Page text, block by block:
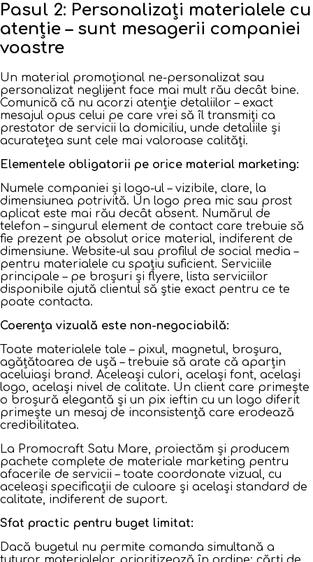
Pasul 2: Personalizați materialele cu
atenție – sunt mesagerii companiei
voastre
Un material promoțional ne-personalizat sau
personalizat neglijent face mai mult rău decât bine.
Comunică că nu acorzi atenție detaliilor – exact
mesajul opus celui pe care vrei să îl transmiți ca
prestator de servicii la domiciliu, unde detaliile și
acuratețea sunt cele mai valoroase calități.
Elementele obligatorii pe orice material marketing:
Numele companiei și logo-ul – vizibile, clare, la
dimensiunea potrivită. Un logo prea mic sau prost
aplicat este mai rău decât absent. Numărul de
telefon – singurul element de contact care trebuie să
fie prezent pe absolut orice material, indiferent de
dimensiune. Website-ul sau profilul de social media –
pentru materialele cu spațiu suficient. Serviciile
principale – pe broșuri și flyere, lista serviciilor
disponibile ajută clientul să știe exact pentru ce te
poate contacta.
Coerența vizuală este non-negociabilă:
Toate materialele tale – pixul, magnetul, broșura,
agățătoarea de ușă – trebuie să arate că aparțin
aceluiași brand. Aceleași culori, același font, același
logo, același nivel de calitate. Un client care primește
o broșură elegantă și un pix ieftin cu un logo diferit
primește un mesaj de inconsistență care erodează
credibilitatea.
La Promocraft Satu Mare, proiectăm și producem
pachete complete de materiale marketing pentru
afacerile de servicii – toate coordonate vizual, cu
aceleași specificații de culoare și același standard de
calitate, indiferent de suport.
Sfat practic pentru buget limitat:
Dacă bugetul nu permite comanda simultană a